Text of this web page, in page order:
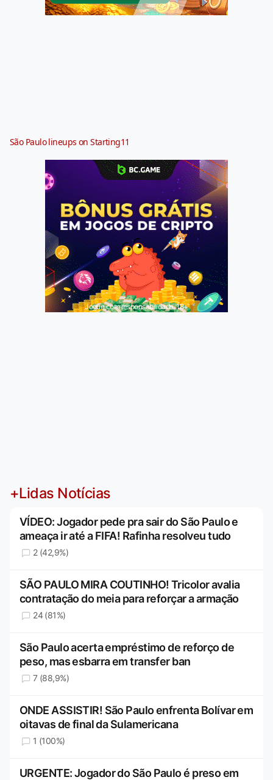
São Paulo lineups on Starting11
Jogue com responsabilidade. 18+
+Lidas Notícias
VÍDEO: Jogador pede pra sair do São Paulo e
ameaça ir até a FIFA! Rafinha resolveu tudo
2 (42,9%)
SÃO PAULO MIRA COUTINHO! Tricolor avalia
contratação do meia para reforçar a armação
24 (81%)
São Paulo acerta empréstimo de reforço de
peso, mas esbarra em transfer ban
7 (88,9%)
ONDE ASSISTIR! São Paulo enfrenta Bolívar em
oitavas de final da Sulamericana
1 (100%)
URGENTE: Jogador do São Paulo é preso em